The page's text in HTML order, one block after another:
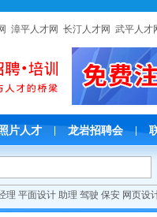
漳平人才网 长汀人才网 武平人才
片人才 龙岩招聘会 |
理 平面设计 助理 驾驶 保安 网页设